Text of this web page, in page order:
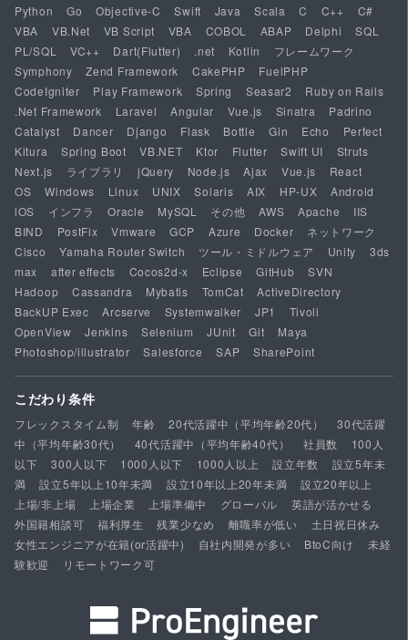
Python
Go Objective-C Swift Java Scala C C++
C#
VBA
VB.Net VB Script VBA COBOL ABAP Delphi
SQL
PL/SQL
VC++ Dart(Flutter) .net Kotlin
フレームワーク
Symphony
Zend Framework CakePHP
FuelPHP
CodeIgniter
Play Framework Spring Seasar2
Ruby on Rails
.Net Framework
Laravel Angular Vue.js Sinatra
Padrino
Catalyst
Dancer Django Flask Bottle Gin Echo
Perfect
Kitura
Spring Boot VB.NET Ktor Flutter Swift UI
Struts
Next.js
ライブラリ jQuery Node.js Ajax Vue.js
React
OS
Windows Linux UNIX Solaris AIX HP-UX
Android
iOS
インフラ Oracle MySQL その他 AWS Apache
IIS
BIND
PostFix Vmware GCP Azure Docker
ネットワーク
Cisco
Yamaha Router Switch ツール・ミドルウェア Unity
3ds
max
after effects Cocos2d-x Eclipse GitHub
SVN
Hadoop
Cassandra Mybatis TomCat
ActiveDirectory
BackUP Exec
Arcserve Systemwalker JP1
Tivoli
OpenView
Jenkins Selenium JUnit Git
Maya
Photoshop/illustrator
Salesforce SAP SharePoint
こだわり条件
フレックスタイム制 年齢 20代活躍中（平均年齢20代）
30代活躍
中（平均年齢30代）
40代活躍中（平均年齢40代） 社員数
100人
以下
300人以下 1000人以下 1000人以上 設立年数
設立5年未
満
設立5年以上10年未満 設立10年以上20年未満
設立20年以上
上場/非上場
上場企業 上場準備中 グローバル
英語が活かせる
外国籍相談可
福利厚生 残業少なめ 離職率が低い
土日祝日休み
女性エンジニアが在籍(or活躍中)
自社内開発が多い BtoC向け
未経
験歓迎
リモートワーク可